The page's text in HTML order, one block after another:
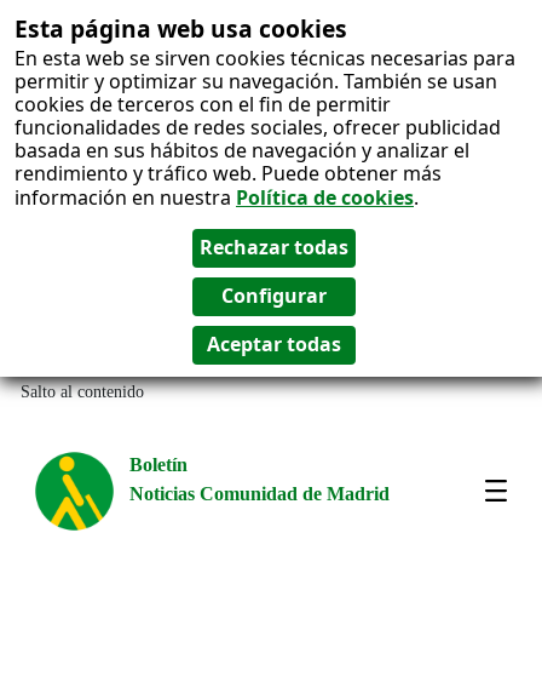
Esta página web usa cookies
En esta web se sirven cookies técnicas necesarias para
permitir y optimizar su navegación. También se usan
cookies de terceros con el fin de permitir
funcionalidades de redes sociales, ofrecer publicidad
basada en sus hábitos de navegación y analizar el
rendimiento y tráfico web. Puede obtener más
información en nuestra Política de cookies.
Salto al contenido
Boletín
Noticias Comunidad de Madrid